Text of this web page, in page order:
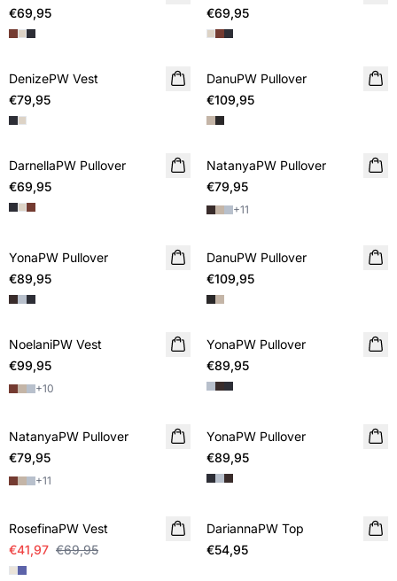
€69,95
€69,95
NIEUWE
DenizePW Vest
€79,95
NIEUWE
DanuPW Pullover
€109,95
NIEUWE
DarnellaPW Pullover
€69,95
NIEUWE
NatanyaPW Pullover
€79,95
+11
NIEUWE
YonaPW Pullover
€89,95
NIEUWE
DanuPW Pullover
€109,95
NIEUWE
NoelaniPW Vest
€99,95
+10
NIEUWE
YonaPW Pullover
€89,95
NIEUWE
NatanyaPW Pullover
€79,95
+11
NIEUWE
YonaPW Pullover
€89,95
RosefinaPW Vest
€41,97 €69,95
NIEUWE
DariannaPW Top
€54,95